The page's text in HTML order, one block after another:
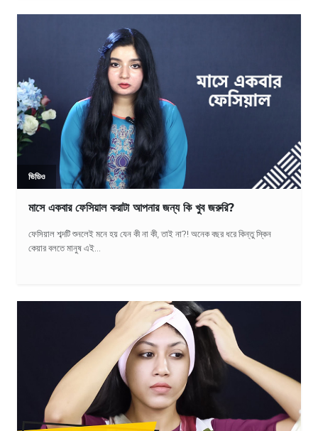
ভিডিও
মাসে একবার ফেসিয়াল করাটা আপনার জন্য কি খুব জরুরি?
ফেসিয়াল শব্দটি শুনলেই মনে হয় যেন কী না কী, তাই না?! অনেক বছর ধরে কিন্তু স্কিন
কেয়ার বলতে মানুষ এই...